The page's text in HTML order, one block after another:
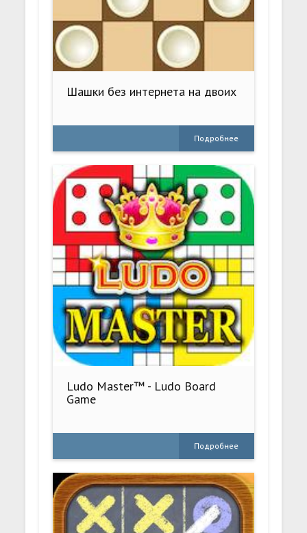
Шашки без интернета на двоих
Подробнее
Ludo Master™ - Ludo Board
Game
Подробнее